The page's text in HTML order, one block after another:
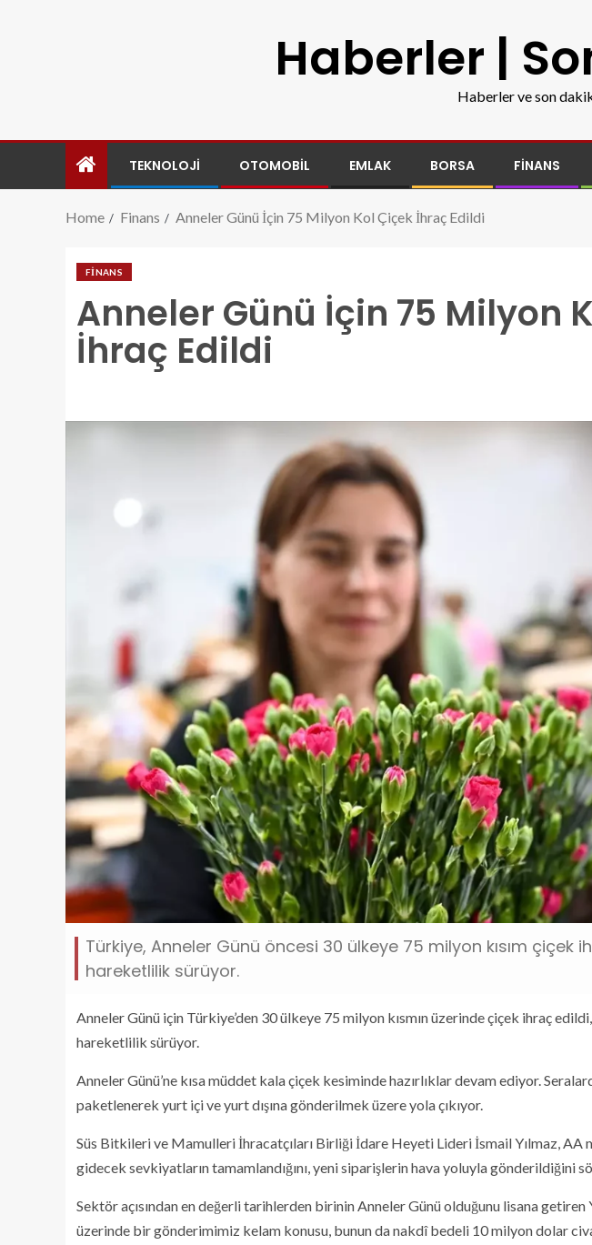
Haberler |
Haberler ve son
TEKNOLOJI OTOMOBIL EMLAK BORSA FINANS
Home Finans Anneler Günü İçin 75 Milyon Kol Çiçek İhraç Edildi
FINANS
Anneler Günü İçin 75 Milyon
İhraç Edildi
Türkiye, Anneler Günü öncesi 30 ülkeye 75 milyon kısım çiçek
hareketlilik sürüyor.
Anneler Günü için Türkiye’den 30 ülkeye 75 milyon kısmın üzerinde çiçek ihraç
hareketlilik sürüyor.
Anneler Günü’ne kısa müddet kala çiçek kesiminde hazırlıklar devam ediyor.
paketlenerek yurt içi ve yurt dışına gönderilmek üzere yola çıkıyor.
Süs Bitkileri ve Mamulleri İhracatçıları Birliği İdare Heyeti Lideri İsmail Yılmaz, AA
gidecek sevkiyatların tamamlandığını, yeni siparişlerin hava yoluyla gönderildiğini
Sektör açısından en değerli tarihlerden birinin Anneler Günü olduğunu lisana getiren
üzerinde bir gönderimimiz kelam konusu, bunun da nakdî bedeli 10 milyon dolar